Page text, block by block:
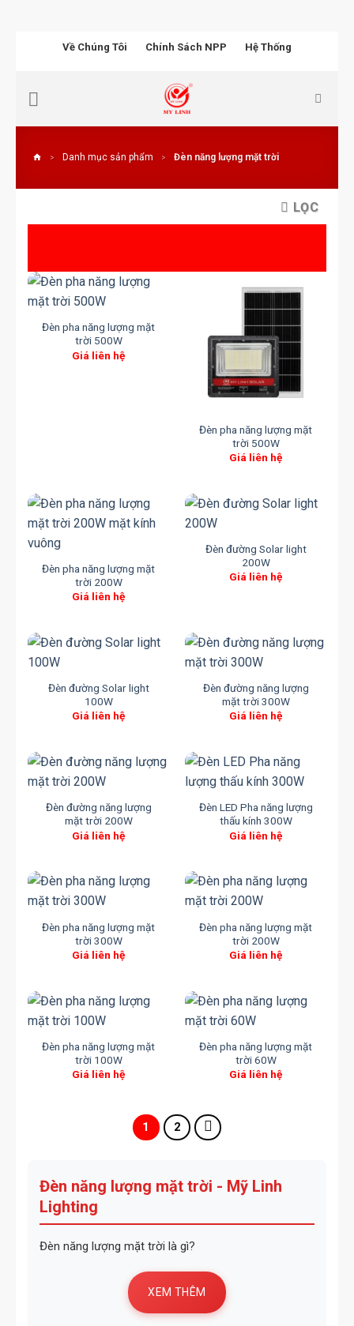
Về Chúng Tôi Chính Sách NPP Hệ Thống
> Danh mục sản phẩm > Đèn năng lượng mặt trời
LỌC
Đèn pha năng lượng mặt
trời 500W
Giá liên hệ
Đèn pha năng lượng mặt
trời 500W
Giá liên hệ
Đèn pha năng lượng mặt
trời 200W
Giá liên hệ
Đèn đường Solar light
200W
Giá liên hệ
Đèn đường Solar light
100W
Giá liên hệ
Đèn đường năng lượng
mặt trời 300W
Giá liên hệ
Đèn đường năng lượng
mặt trời 200W
Giá liên hệ
Đèn LED Pha năng lượng
thấu kính 300W
Giá liên hệ
Đèn pha năng lượng mặt
trời 300W
Giá liên hệ
Đèn pha năng lượng mặt
trời 200W
Giá liên hệ
Đèn pha năng lượng mặt
trời 100W
Giá liên hệ
Đèn pha năng lượng mặt
trời 60W
Giá liên hệ
1 2
Đèn năng lượng mặt trời - Mỹ Linh
Lighting
Đèn năng lượng mặt trời là gì?
XEM THÊM